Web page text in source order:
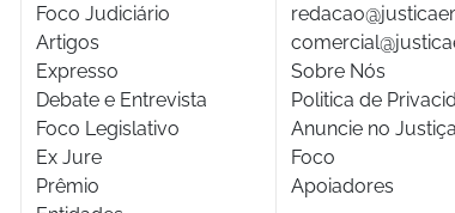
Foco Judiciário
Artigos
Expresso
Debate e Entrevista
Foco Legislativo
Ex Jure
Prêmio
Sobre Nós
Politica de
Anuncie no
Foco
Apoiadores